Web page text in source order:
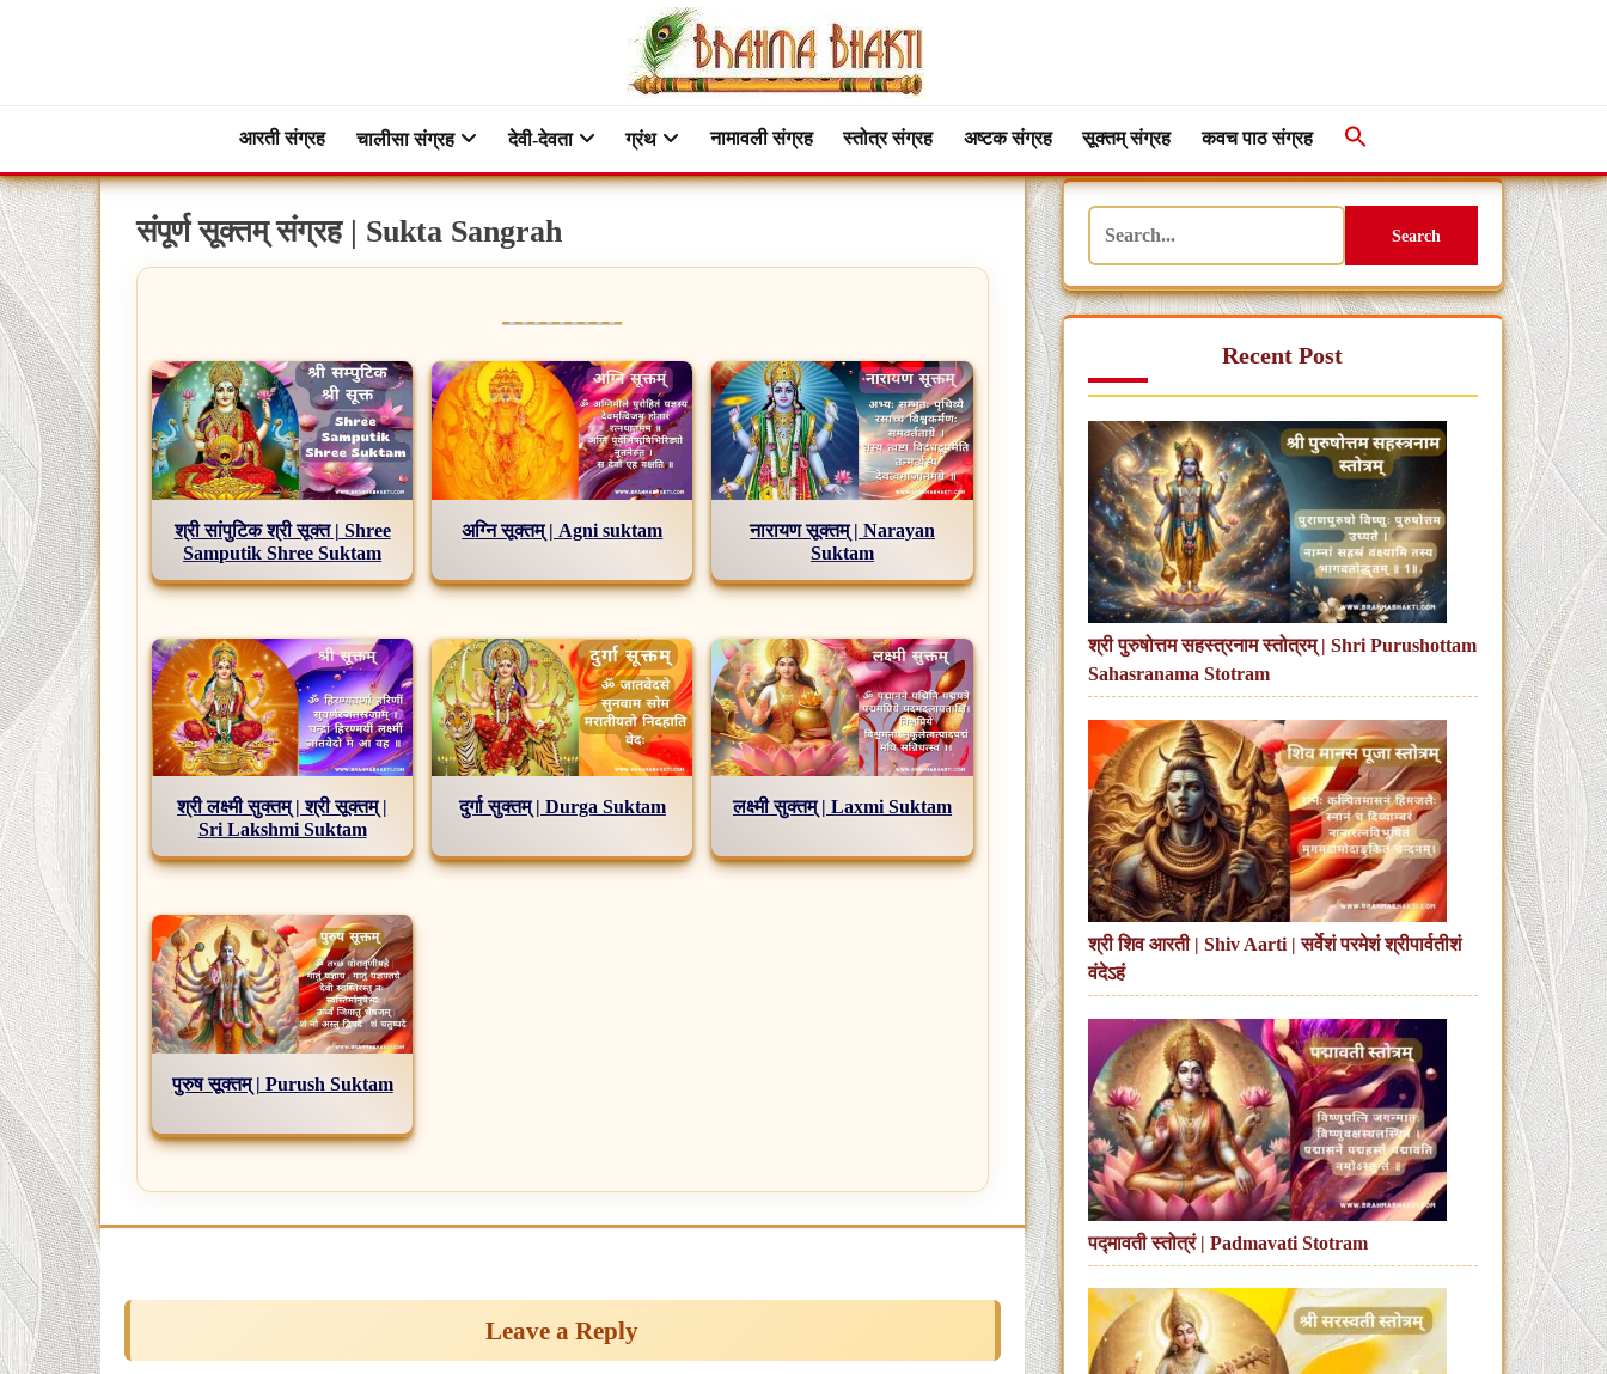
ब्रह्मभक्तीआरती संग्रह
चालीसा संग्रह देवी-देवता ग्रंथ नामावली संग्रह स्तोत्र संग्रह अष्टक संग्रह सूक्तम् संग्रह कवच पाठ संग्रह
संपूर्ण सूक्तम् संग्रह | Sukta Sangrah
श्री सांपुटिक श्री सूक्त | Shree
Samputik Shree Suktam
अग्नि सूक्तम् | Agni suktam
नारायण सूक्तम् | Narayan
Suktam
श्री लक्ष्मी सुक्तम् | श्री सूक्तम् |
Sri Lakshmi Suktam
दुर्गा सुक्तम् | Durga Suktam लक्ष्मी सुक्तम् | Laxmi Suktam
पुरुष सूक्तम् | Purush Suktam
Leave a Reply
Search
Recent Post
श्री पुरुषोत्तम सहस्त्रनाम स्तोत्रम् | Shri Purushottam
Sahasranama Stotram
श्री शिव आरती | Shiv Aarti | सर्वेशं परमेशं श्रीपार्वतीशं
वंदेऽहं
पद्मावती स्तोत्रं | Padmavati Stotram